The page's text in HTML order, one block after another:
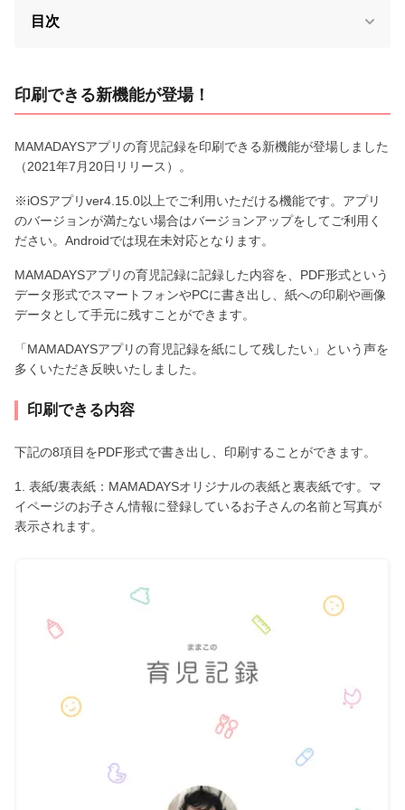
目次
印刷できる新機能が登場！
MAMADAYSアプリの育児記録を印刷できる新機能が登場しました
（2021年7月20日リリース）。
※iOSアプリver4.15.0以上でご利用いただける機能です。アプリ
のバージョンが満たない場合はバージョンアップをしてご利用く
ださい。Androidでは現在未対応となります。
MAMADAYSアプリの育児記録に記録した内容を、PDF形式という
データ形式でスマートフォンやPCに書き出し、紙への印刷や画像
データとして手元に残すことができます。
「MAMADAYSアプリの育児記録を紙にして残したい」という声を
多くいただき反映いたしました。
印刷できる内容
下記の8項目をPDF形式で書き出し、印刷することができます。
1. 表紙/裏表紙：MAMADAYSオリジナルの表紙と裏表紙です。マ
イページのお子さん情報に登録しているお子さんの名前と写真が
表示されます。